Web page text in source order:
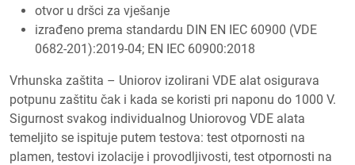
otvor u dršci za vješanje
izrađeno prema standardu DIN EN IEC 60900 (VDE
0682-201):2019-04; EN IEC 60900:2018
Vrhunska zaštita – Uniorov izolirani VDE alat osigurava
potpunu zaštitu čak i kada se koristi pri naponu do 1000 V.
Sigurnost svakog individualnog Uniorovog VDE alata
temeljito se ispituje putem testova: test otpornosti na
plamen, testovi izolacije i provodljivosti, test otpornosti na